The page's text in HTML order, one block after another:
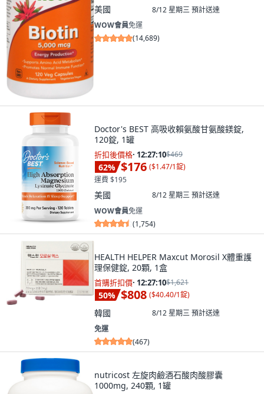
美國 8/12 星期三預計送達
WOW會員免運
(14,689)
Doctor's BEST 高吸收賴氨酸甘氨酸鎂錠,
120錠, 1罐
折扣後價格· 12:27:09$469
62% $176 ($1.47/1錠)
運費 $195
美國 8/12 星期三預計送達
WOW會員免運
(1,754)
HEALTH HELPER Maxcut Morosil X體重護
理保健錠, 20顆, 1盒
首購折扣價· 12:27:09$1,621
50% $808 ($40.40/1錠)
韓國 8/12 星期三預計送達
免運
(467)
nutricost 左旋肉鹼酒石酸肉酸膠囊
1000mg, 240顆, 1罐